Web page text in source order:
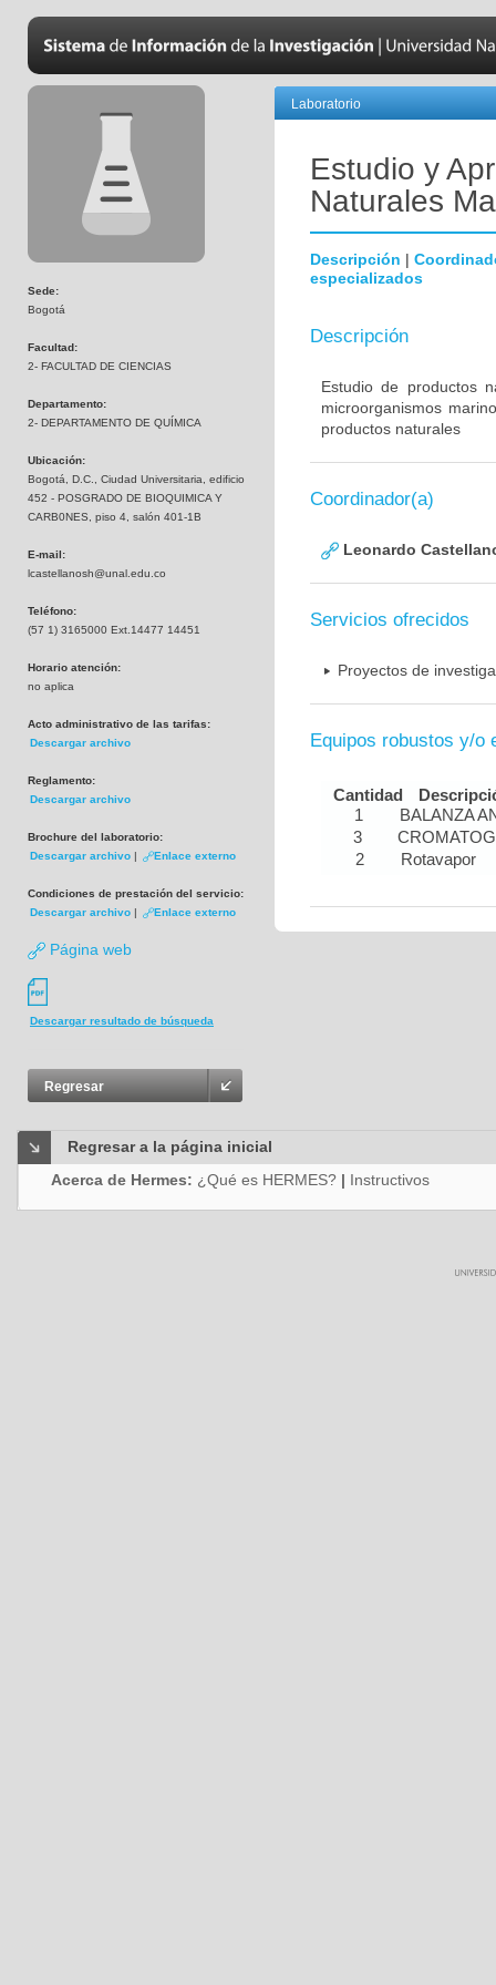
Sede:
Bogotá
Facultad:
2- FACULTAD DE CIENCIAS
Departamento:
2- DEPARTAMENTO DE QUÍMICA
Ubicación:
Bogotá, D.C., Ciudad Universitaria, edificio
452 - POSGRADO DE BIOQUIMICA Y
CARB0NES, piso 4, salón 401-1B
E-mail:
lcastellanosh@unal.edu.co
Teléfono:
(57 1) 3165000 Ext.14477 14451
Horario atención:
no aplica
Acto administrativo de las tarifas:
Descargar archivo
Reglamento:
Descargar archivo
Brochure del laboratorio:
Descargar archivo | Enlace externo
Condiciones de prestación del servicio:
Descargar archivo | Enlace externo
Página web
Descargar resultado de búsqueda
Regresar
Laboratorio
Estudio y
Naturales
Descripción |
especializados
Descripción
Estudio de productos
microorganismos
productos naturales
Coordinador(a)
Leonardo
Servicios ofrecidos
Proyectos de
Equipos robustos y/o
Cantidad
1
BALANZA
3
2
Rotavapor
Regresar a la página inicial
Acerca de Hermes: ¿Qué es HERMES? | Instructivos